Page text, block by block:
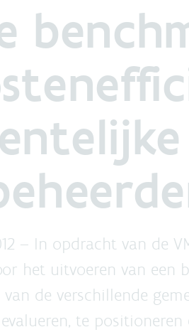
– In opdracht van de
het uitvoeren van een
de verschillende
te